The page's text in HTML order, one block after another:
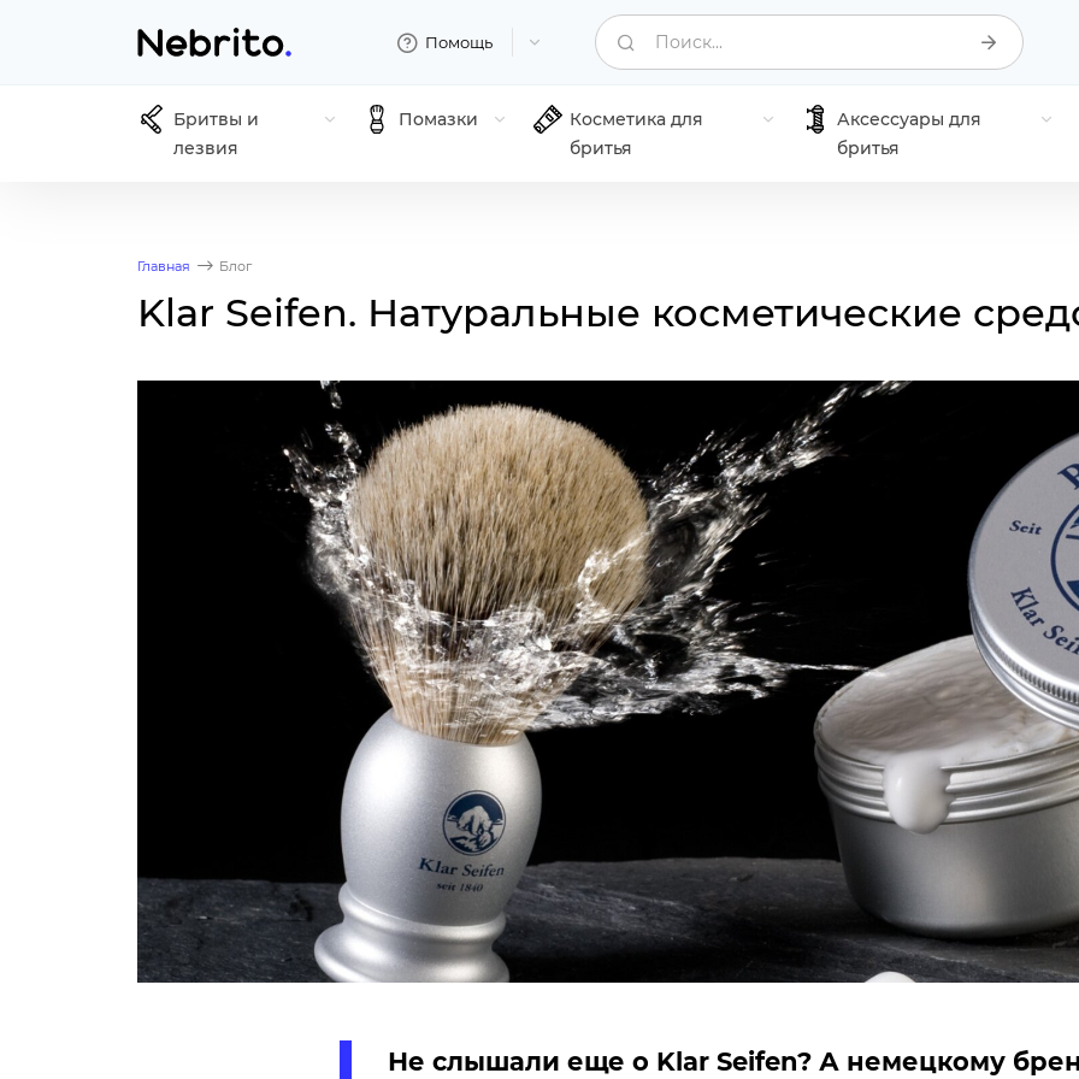
Помощь Поиск...
Бритвы и
лезвия
Помазки
Косметика для
бритья
Аксессуары для
бритья
Главная Блог
Klar Seifen. Натуральные косметические
Не слышали еще о Klar Seifen? А немецкому